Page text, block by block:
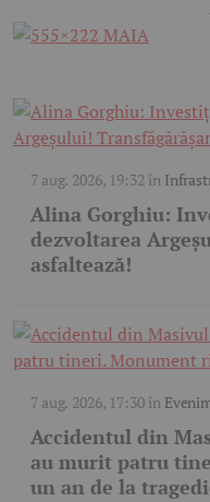
7 aug. 2026, 19:32 în
Alina Gorghiu:
dezvoltarea
asfaltează!
7 aug. 2026, 17:30în
Accidentul din
au murit patru
un an de la